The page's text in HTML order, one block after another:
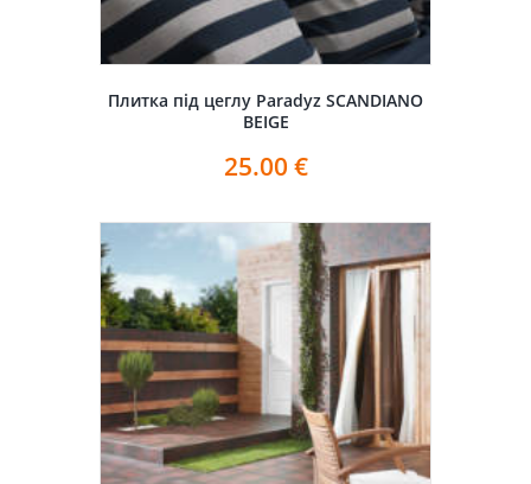
Плитка під цеглу Paradyz SCANDIANO
BEIGE
25.00 €